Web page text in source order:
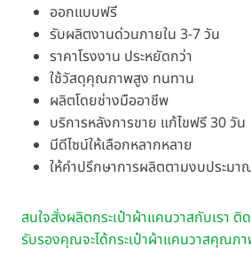
ออกแบบฟรี
รับผลิตงานด่วนภายใน 3-7 วัน
ราคาโรงงาน ประหยัดกว่า
ใช้วัสดุคุณภาพสูง ทนทาน
ผลิตโดยช่างมืออาชีพ
บริการหลังการขาย แก้ไขฟรี 30 วัน
มีดีไซน์ให้เลือกหลากหลาย
ให้คำปรึกษาการผลิตตามงบประมา
สนใจสั่งผลิตกระเป๋าผ้าแคนวาสกับเรา ติ
รับรองคุณจะได้กระเป๋าผ้าแคนวาสคุณภ